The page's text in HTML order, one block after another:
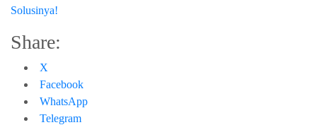
Solusinya!
Share:
X
Facebook
WhatsApp
Telegram